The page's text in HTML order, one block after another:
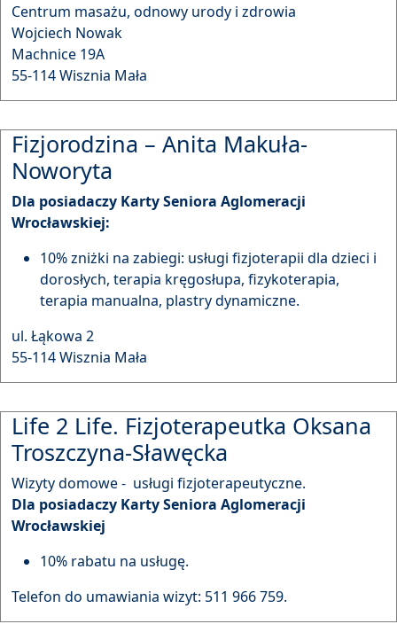
Centrum masażu, odnowy urody i zdrowia
Wojciech Nowak
Machnice 19A
55-114 Wisznia Mała
Fizjorodzina – Anita Makuła-
Noworyta
Dla posiadaczy Karty Seniora Aglomeracji
Wrocławskiej:
10% zniżki na zabiegi: usługi fizjoterapii dla dzieci i
dorosłych, terapia kręgosłupa, fizykoterapia,
terapia manualna, plastry dynamiczne.
ul. Łąkowa 2
55-114 Wisznia Mała
Life 2 Life. Fizjoterapeutka Oksana
Troszczyna-Sławęcka
Wizyty domowe - usługi fizjoterapeutyczne.
Dla posiadaczy Karty Seniora Aglomeracji
Wrocławskiej
10% rabatu na usługę.
Telefon do umawiania wizyt: 511 966 759.